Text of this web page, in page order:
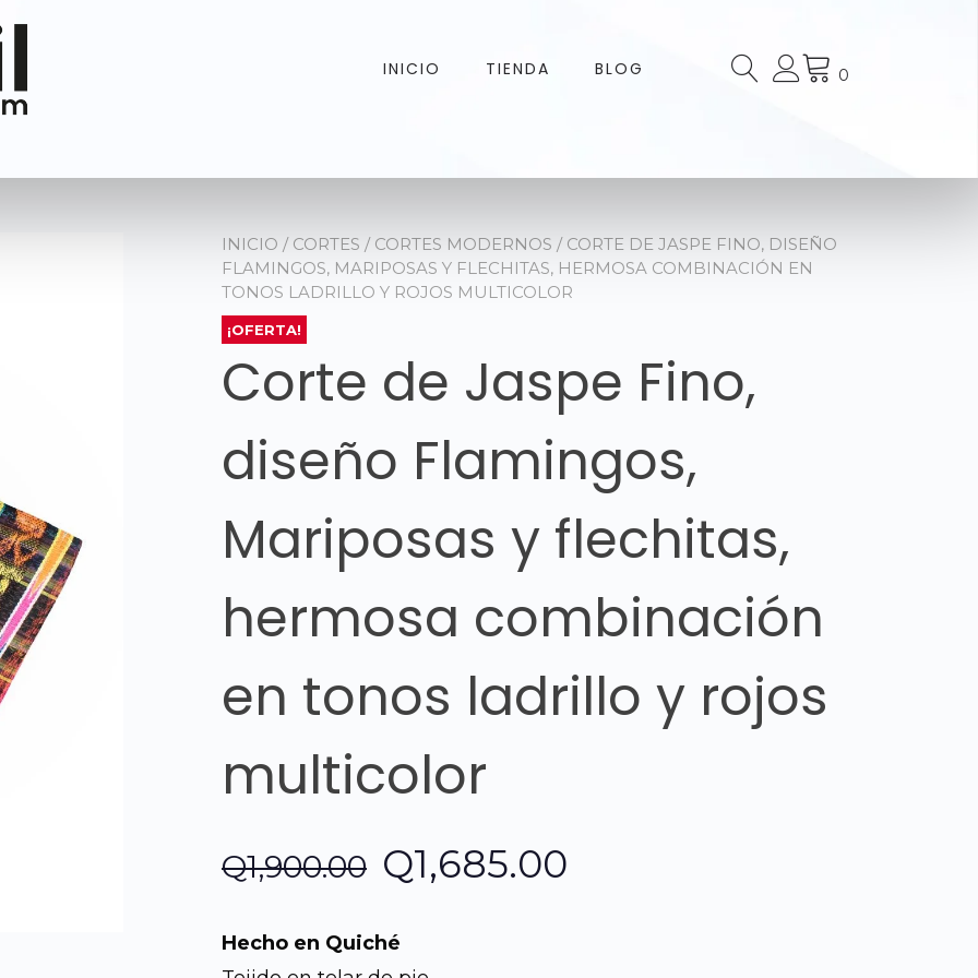
INICIO TIENDA BLOG 0
INICIO / CORTES / CORTES MODERNOS / CORTE DE JASPE FINO, DISEÑO
FLAMINGOS, MARIPOSAS Y FLECHITAS, HERMOSA COMBINACIÓN EN
TONOS LADRILLO Y ROJOS MULTICOLOR
¡OFERTA!
Corte de Jaspe Fino,
diseño Flamingos,
Mariposas y flechitas,
hermosa combinación
en tonos ladrillo y rojos
multicolor
Q1,900.00 El
Q1,685.00
Hecho en Quiché